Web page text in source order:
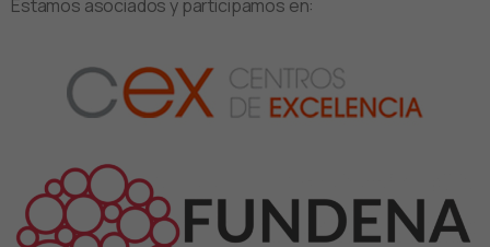
Estamos asociados y participamos en: